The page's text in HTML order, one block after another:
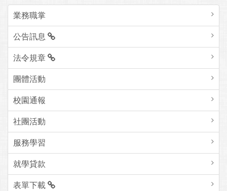
業務職掌
公告訊息
法令規章
團體活動
校園通報
社團活動
服務學習
就學貸款
表單下載